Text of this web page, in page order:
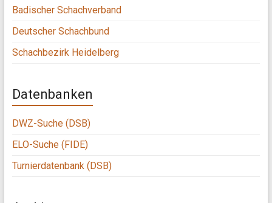
Badischer Schachverband
Deutscher Schachbund
Schachbezirk Heidelberg
Datenbanken
DWZ-Suche (DSB)
ELO-Suche (FIDE)
Turnierdatenbank (DSB)